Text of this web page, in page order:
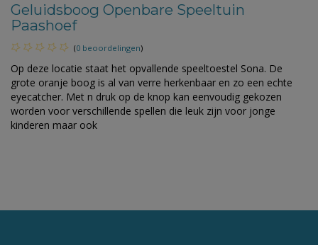
Geluidsboog Openbare Speeltuin
Paashoef
(0 beoordelingen)
Op deze locatie staat het opvallende speeltoestel Sona. De
grote oranje boog is al van verre herkenbaar en zo een echte
eyecatcher. Met n druk op de knop kan eenvoudig gekozen
worden voor verschillende spellen die leuk zijn voor jonge
kinderen maar ook